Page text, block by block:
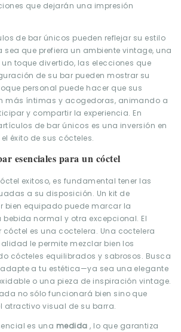
que dejarán una impresión
de bar únicos pueden reflejar su estilo
sea que prefiera un ambiente vintage, una
toque divertido, las elecciones que
de su bar pueden mostrar su
personal puede hacer que sus
más íntimas y acogedoras, animando a
y compartir la experiencia. En
de bar únicos es una inversión en
éxito de sus cócteles.
esenciales para un cóctel
exitoso, es fundamental tener las
a su disposición. Un kit de
bien equipado puede marcar la
bebida normal y otra excepcional. El
es una coctelera. Una coctelera
le permite mezclar bien los
cócteles equilibrados y sabrosos. Busca
a tu estética—ya sea una elegante
o una pieza de inspiración vintage.
no sólo funcionará bien sino que
atractivo visual de su barra.
es una medida, lo que garantiza